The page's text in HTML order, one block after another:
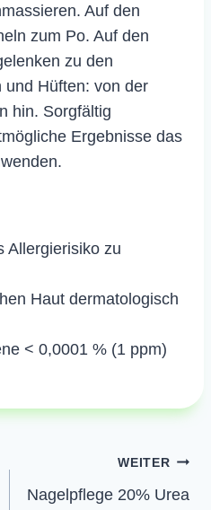
Auf den
zum Po. Auf den
zu den
und Hüften: von der
hin. Sorgfältig
Ergebnisse das
Allergierisiko zu
Haut dermatologisch
< 0,0001 % (1 ppm)
WEITER
Nagelpflege 20% Urea